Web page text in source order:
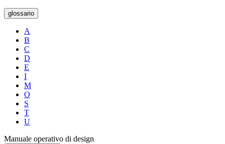
glossario
A
B
C
D
E
I
M
O
S
T
U
Manuale operativo di design